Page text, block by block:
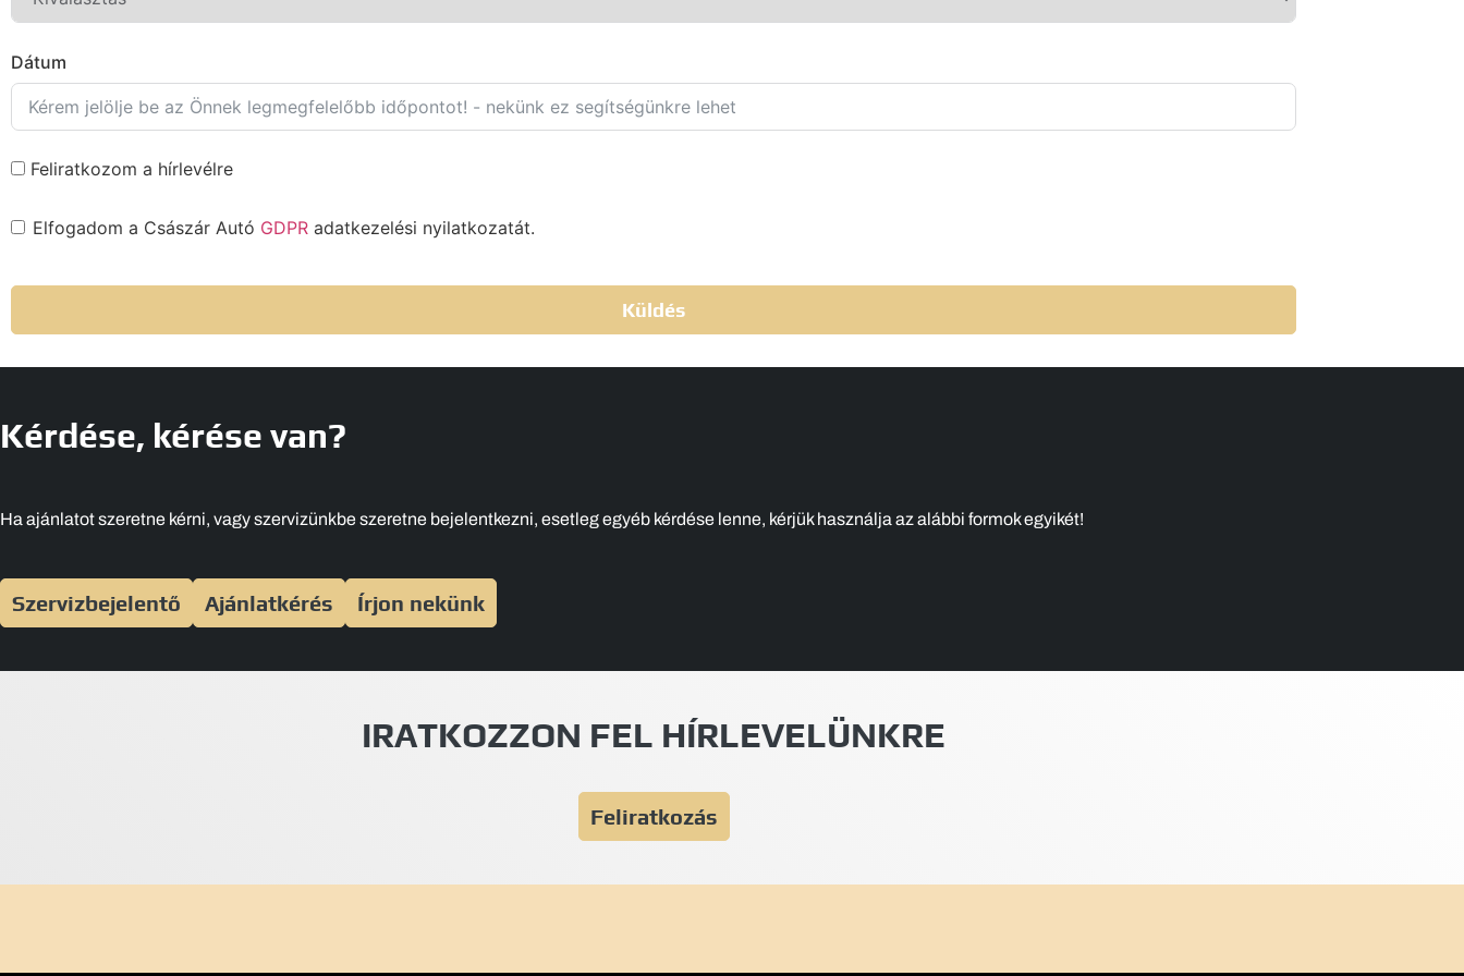
Dátum
Feliratkozom a hírlevélre
Elfogadom a Császár Autó GDPR adatkezelési nyilatkozatát.
Küldés
Kérdése, kérése van?
Ha ajánlatot szeretne kérni, vagy szervizünkbe szeretne bejelentkezni, esetleg egyéb kérdése lenne, kérjük használja az alábbi formok egyikét!​
Szervizbejelentő Ajánlatkérés Írjon nekünk
IRATKOZZON FEL HÍRLEVELÜNKRE
Feliratkozás